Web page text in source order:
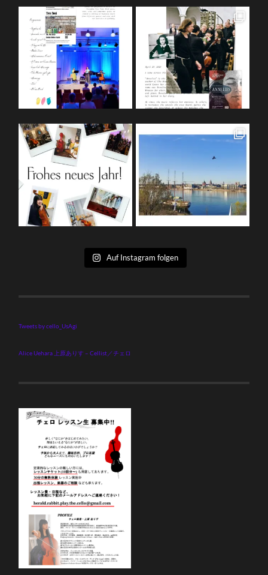
Auf Instagram folgen
Tweets by cello_UsAgi
Alice Uehara 上原ありす – Cellist／チェロ